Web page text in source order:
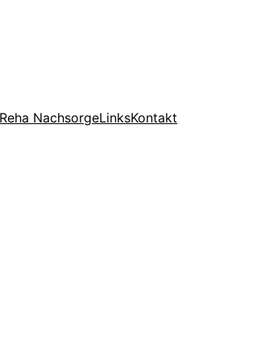
Reha NachsorgeLinksKontakt